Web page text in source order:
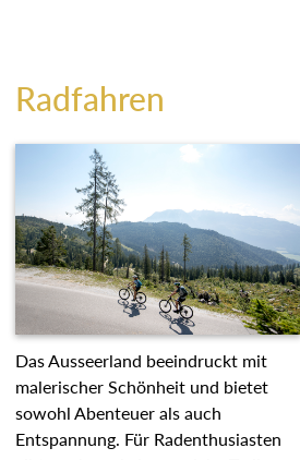
Radfahren
Das Ausseerland beeindruckt mit
malerischer Schönheit und bietet
sowohl Abenteuer als auch
Entspannung. Für Radenthusiasten